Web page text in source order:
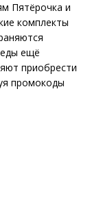
Пятёрочка и
комплекты
ещё
приобрести
промокоды